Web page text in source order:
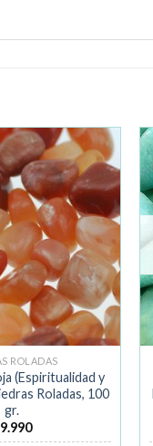
Añadir
a la
lista de
deseos
ROLADAS
(Espiritualidad y
Roladas, 100
gr.
9.990